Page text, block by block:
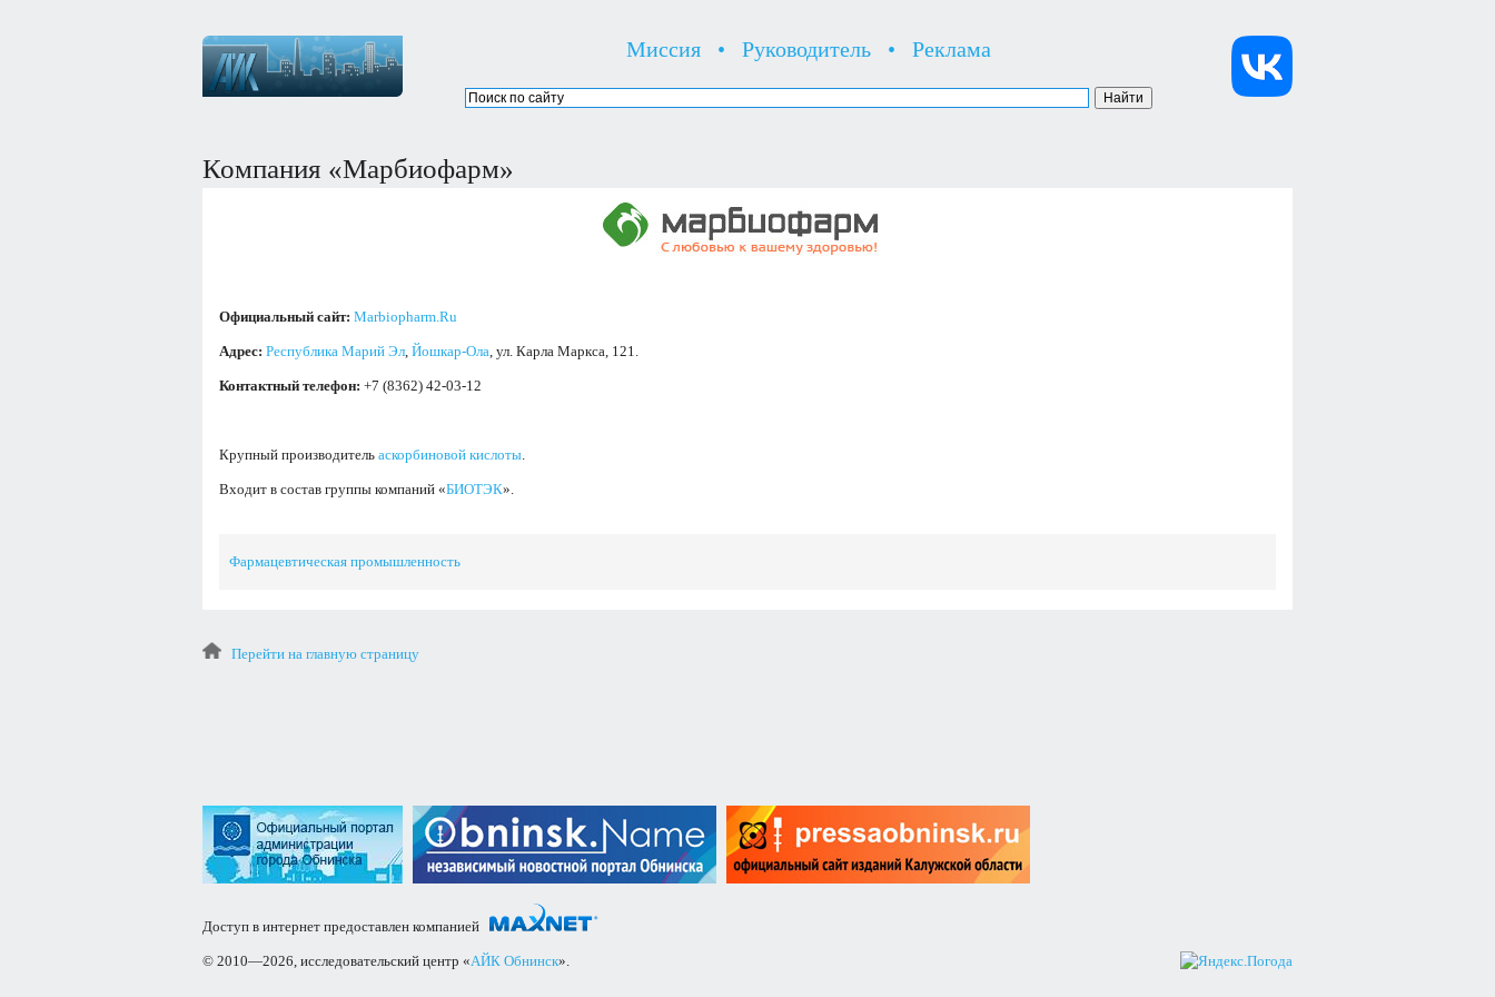
Миссия • Руководитель • Реклама
Компания «Марбиофарм»
Официальный сайт: Marbiopharm.Ru
Адрес: Республика Марий Эл, Йошкар-Ола, ул. Карла Маркса, 121.
Контактный телефон: +7 (8362) 42-03-12
Крупный производитель аскорбиновой кислоты.
Входит в состав группы компаний «БИОТЭК».
Фармацевтическая промышленность
Перейти на главную страницу
Доступ в интернет предоставлен компанией
© 2010—2026, исследовательский центр «АЙК Обнинск».